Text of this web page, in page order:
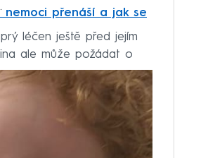
přenáší a jak se
léčen ještě před jejím
ale může požádat o